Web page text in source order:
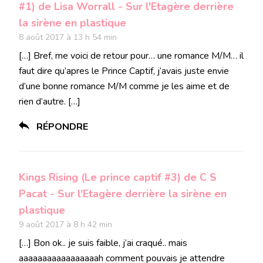
#1) de Lisa Worrall - Sur l'Etagère derrière
la sirène en plastique
8 août 2017 à 13 h 54 min
[…] Bref, me voici de retour pour… une romance M/M… il
faut dire qu’apres le Prince Captif, j’avais juste envie
d’une bonne romance M/M comme je les aime et de
rien d’autre. […]
RÉPONDRE
Kings Rising (Le prince captif #3) de C S
Pacat - Sur l'Etagère derrière la sirène en
plastique
9 août 2017 à 8 h 42 min
[…] Bon ok.. je suis faible, j’ai craqué.. mais
aaaaaaaaaaaaaaaaah comment pouvais je attendre